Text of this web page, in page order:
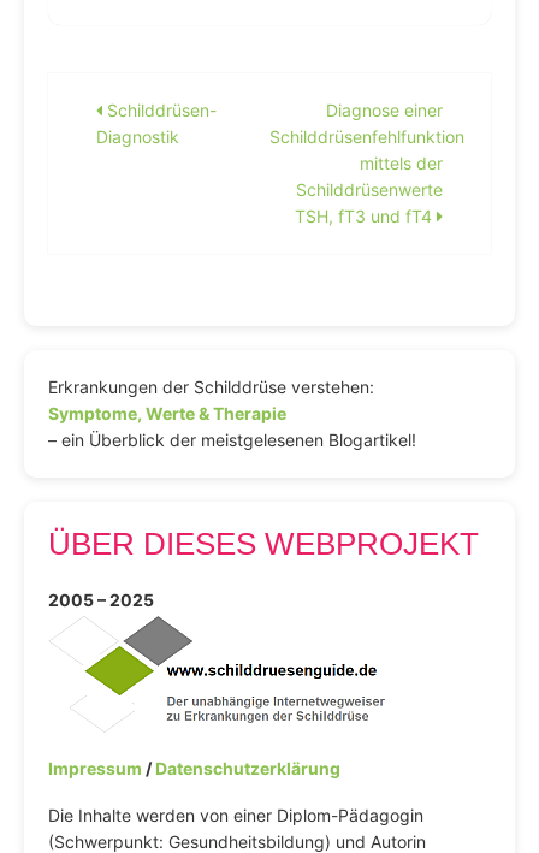
Beitragsnavigation
Schilddrüsen-
Diagnostik
Diagnose einer
Schilddrüsenfehlfunktion
mittels der
Schilddrüsenwerte
TSH, fT3 und fT4
Erkrankungen der Schilddrüse verstehen:
Symptome, Werte & Therapie
– ein Überblick der meistgelesenen Blogartikel!
ÜBER DIESES WEBPROJEKT
2005 – 2025
Impressum /Datenschutzerklärung
Die Inhalte werden von einer Diplom-Pädagogin
(Schwerpunkt: Gesundheitsbildung) und Autorin